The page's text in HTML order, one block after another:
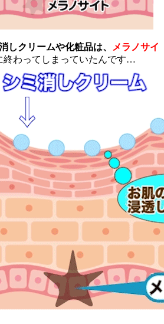
しクリームや化粧品は、
メラノサイ
終わってしまっていたんです…